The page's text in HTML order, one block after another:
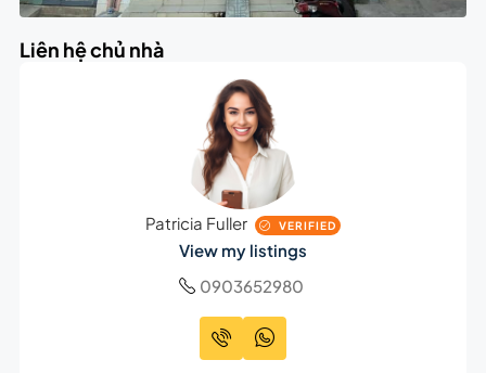
Liên hệ chủ nhà
Patricia Fuller VERIFIED
View my listings
0903652980